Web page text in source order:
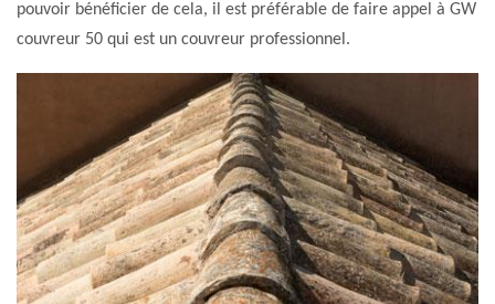
pouvoir bénéficier de cela, il est préférable de faire appel à GW
couvreur 50 qui est un couvreur professionnel.